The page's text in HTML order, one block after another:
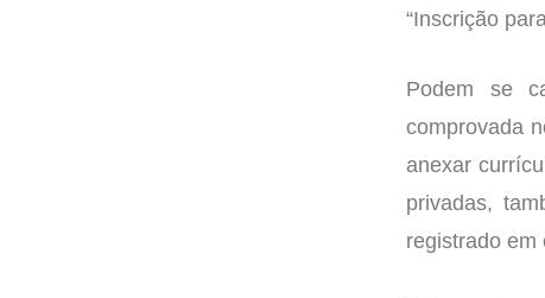
“Inscrição
Podem se
comprovada
anexar
privadas,
registrado em